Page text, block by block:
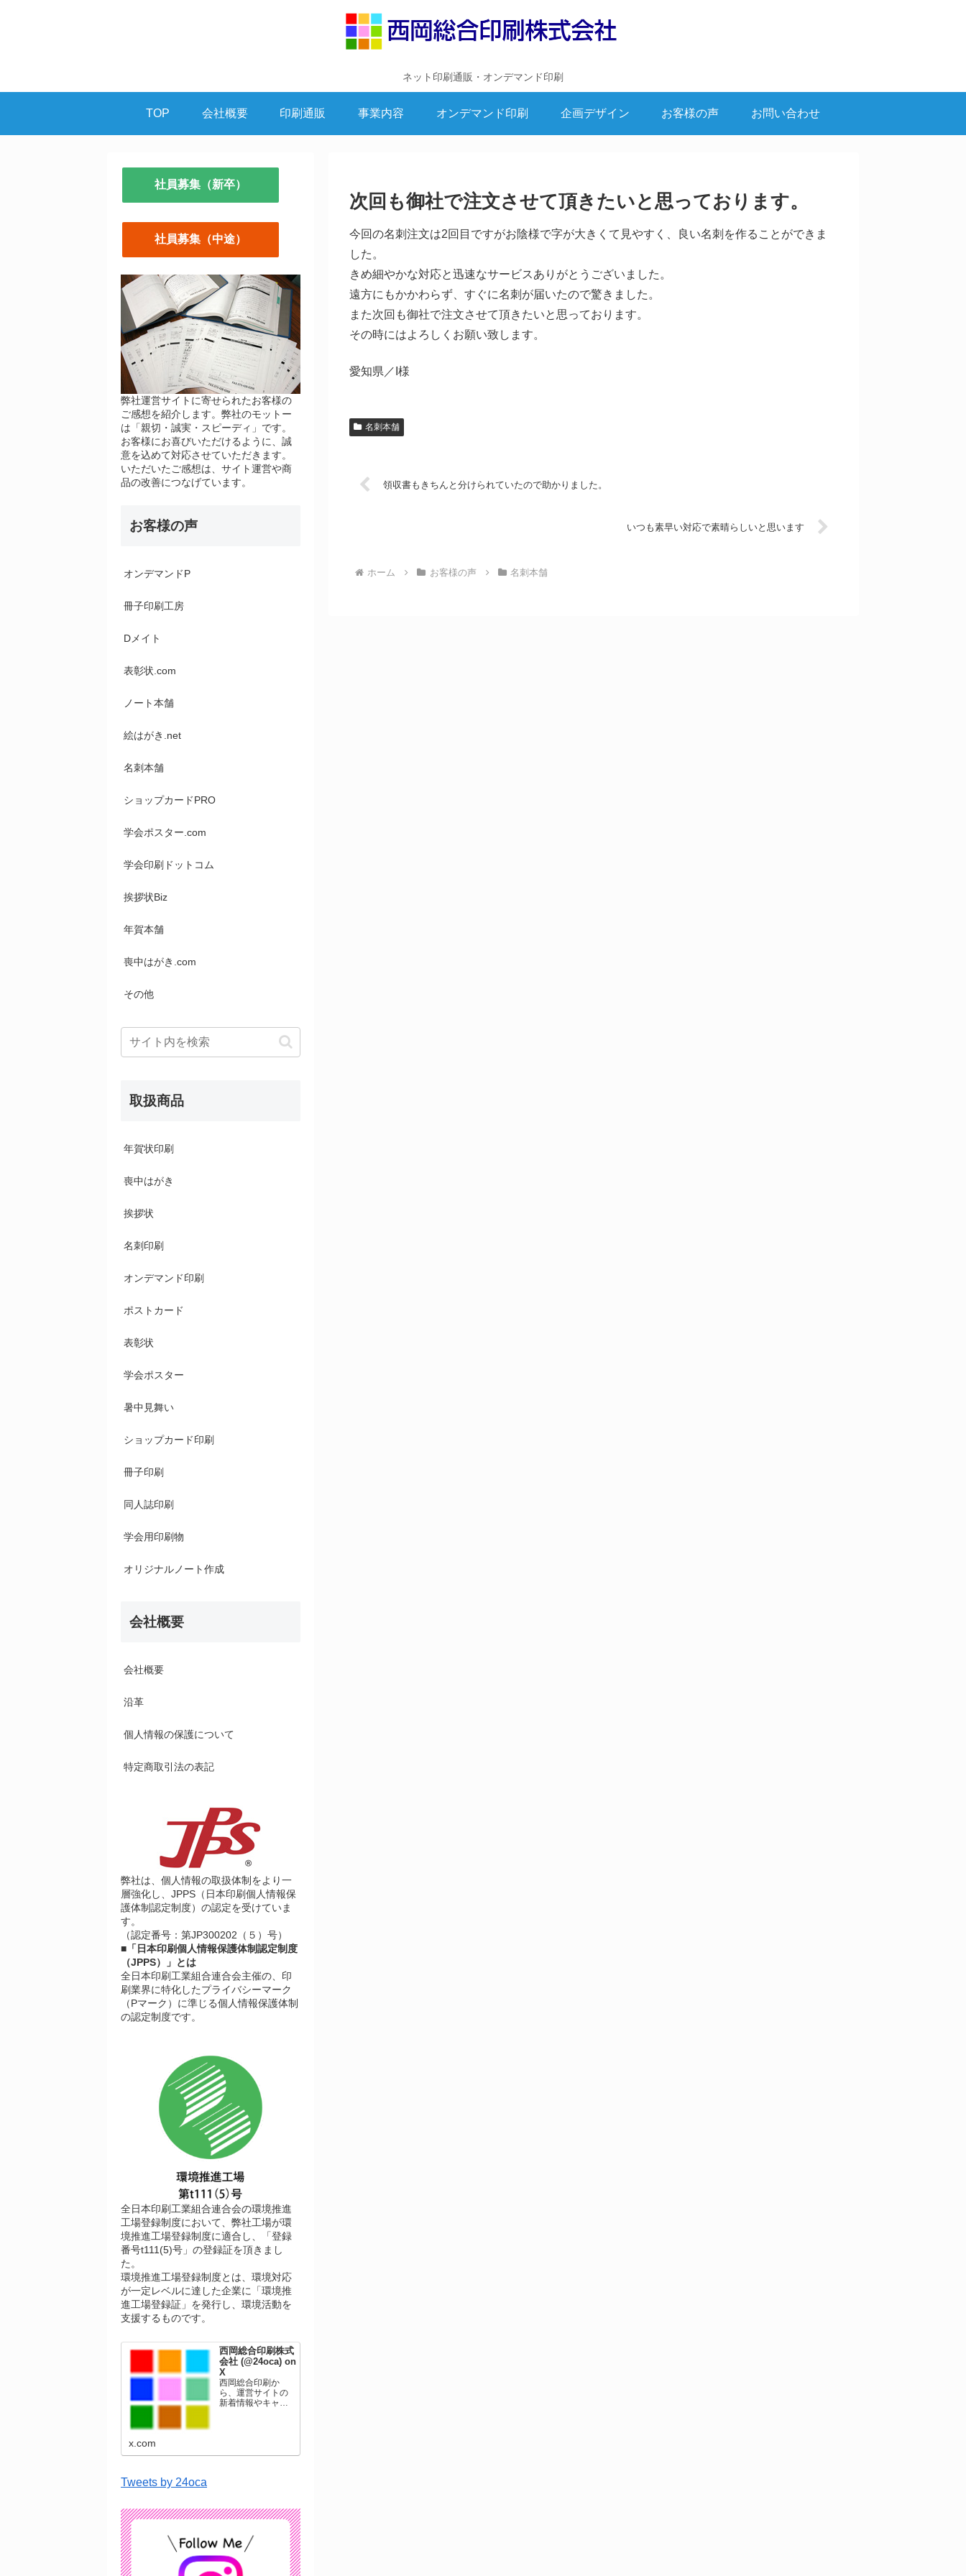
ネット印刷通販・オンデマンド印刷
TOP 会社概要 印刷通販 事業内容 オンデマンド印刷 企画デザイン お客様の声 お問い合わせ
次回も御社で注文させて頂きたいと思っております。
今回の名刺注文は2回目ですがお陰様で字が大きくて見やすく、良い名刺を作ることができま
した。
きめ細やかな対応と迅速なサービスありがとうございました。
遠方にもかかわらず、すぐに名刺が届いたので驚きました。
また次回も御社で注文させて頂きたいと思っております。
その時にはよろしくお願い致します。
愛知県／I様
名刺本舗
領収書もきちんと分けられていたので助かりました。
いつも素早い対応で素晴らしいと思います
ホーム お客様の声 名刺本舗
社員募集（新卒）
社員募集（中途）
弊社運営サイトに寄せられたお客様の
ご感想を紹介します。弊社のモットー
は「親切・誠実・スピーディ」です。
お客様にお喜びいただけるように、誠
意を込めて対応させていただきます。
いただいたご感想は、サイト運営や商
品の改善につなげています。
お客様の声
オンデマンドP
冊子印刷工房
Dメイト
表彰状.com
ノート本舗
絵はがき.net
名刺本舗
ショップカードPRO
学会ポスター.com
学会印刷ドットコム
挨拶状Biz
年賀本舗
喪中はがき.com
その他
取扱商品
年賀状印刷
喪中はがき
挨拶状
名刺印刷
オンデマンド印刷
ポストカード
表彰状
学会ポスター
暑中見舞い
ショップカード印刷
冊子印刷
同人誌印刷
学会用印刷物
オリジナルノート作成
会社概要
会社概要
沿革
個人情報の保護について
特定商取引法の表記
弊社は、個人情報の取扱体制をより一
層強化し、JPPS（日本印刷個人情報保
護体制認定制度）の認定を受けていま
す。
（認定番号：第JP300202（５）号）
■「日本印刷個人情報保護体制認定制度
（JPPS）」とは
全日本印刷工業組合連合会主催の、印
刷業界に特化したプライバシーマーク
（Pマーク）に準じる個人情報保護体制
の認定制度です。
全日本印刷工業組合連合会の環境推進
工場登録制度において、弊社工場が環
境推進工場登録制度に適合し、「登録
番号t111(5)号」の登録証を頂きまし
た。
環境推進工場登録制度とは、環境対応
が一定レベルに達した企業に「環境推
進工場登録証」を発行し、環境活動を
支援するものです。
西岡総合印刷株式
会社 (@24oca) on
X
西岡総合印刷か
ら、運営サイトの
新着情報やキャン
ています。
x.com
Tweets by 24oca